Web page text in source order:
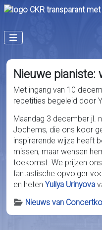
Nieuwe pianiste:
Met ingang van 10
repetities begeleid door
Maandag 3 december jl.
Jochems, die ons koor
inspirerende wijze heeft
missen, maar wensen
toekomst. We prijzen
fantastische opvolger
en heten Yuliya Urinyova
DetailsNieuws van